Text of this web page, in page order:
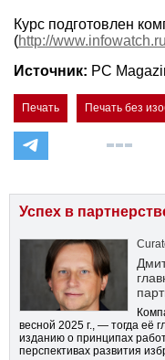
Курс подготовлен
(http://
Источник: PC
Печать Печать без
Успех в
весной 2025 г., — тогда её
изданию о принципах
перспективах развития